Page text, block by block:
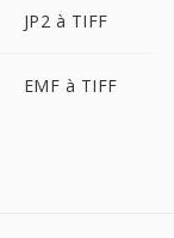
JP2 à TIFF
EMF à TIFF